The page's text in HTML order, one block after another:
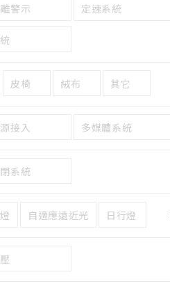
警示 定速系統
皮椅 絨布 其它
接入 多媒體系統
系統
自適應遠近光 日行燈